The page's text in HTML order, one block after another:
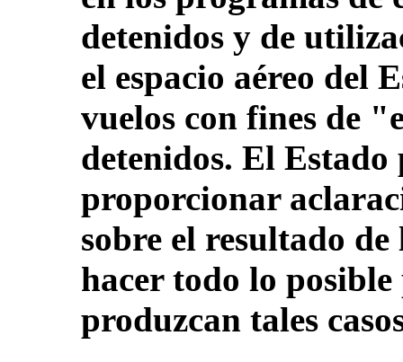
detenidos y de
el espacio aéreo del
vuelos con fines de
detenidos. El
proporcionar
sobre el resultado
hacer todo lo
produzcan tales